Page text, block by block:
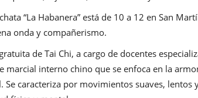
“La Habanera” está de 10 a 12 en San
onda y compañerismo.
de Tai Chi, a cargo de docentes
marcial interno chino que se enfoca en la
Se caracteriza por movimientos suaves, lentos